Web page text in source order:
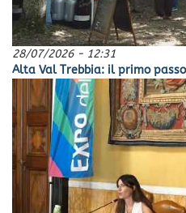
28/07/2026 - 12:31
Alta Val Trebbia: il primo